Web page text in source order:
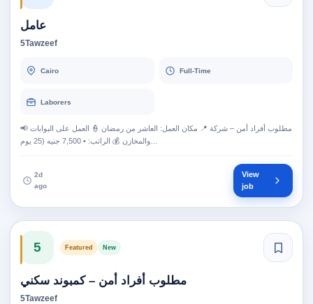
عامل
5Tawzeef
Cairo Full-Time
Laborers
📢 مطلوب أفراد أمن – شركة 📍 مكان العمل: العاشر من رمضان 👮 العمل على البوابات
2d
ago
View
job
5 Featured New
مطلوب أفراد أمن – كمبوند سكني
5Tawzeef